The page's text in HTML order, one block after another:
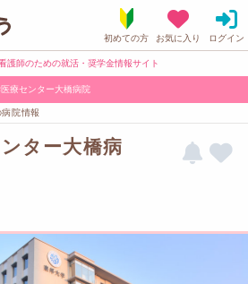
護師のための就活・奨学金情報サイト
療センター大橋病院
院情報
ター大橋病